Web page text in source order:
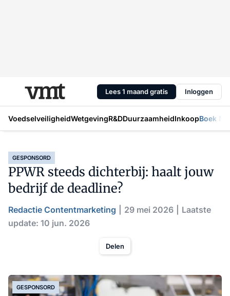
Lees 1 maand gratis Inloggen
VoedselveiligheidWetgevingR&DDuurzaamheidInkoopBoek
GESPONSORD
PPWR steeds dichterbij: haalt jouw
bedrijf de deadline?
Redactie Contentmarketing 29 mei 2026
Laatste
update: 10 jun. 2026
Delen
GESPONSORD